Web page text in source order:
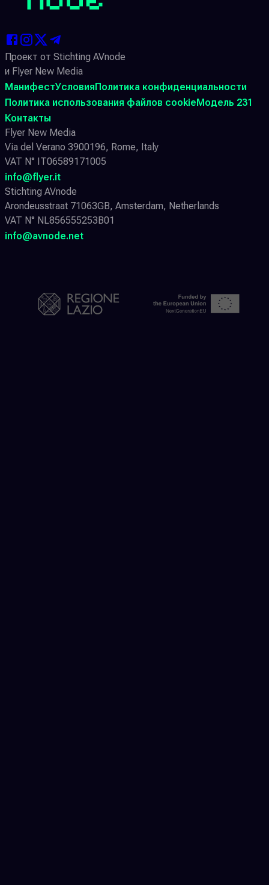
Проект от Stichting AVnode
и Flyer New Media
МанифестУсловияПолитика конфиденциальности
Политика использования файлов cookieМодель 231
Контакты
Flyer New Media
Via del Verano 3900196, Rome, Italy
VAT N° IT06589171005
info@flyer.it
Stichting AVnode
Arondeusstraat 71063GB, Amsterdam, Netherlands
VAT N° NL856555253B01
info@avnode.net